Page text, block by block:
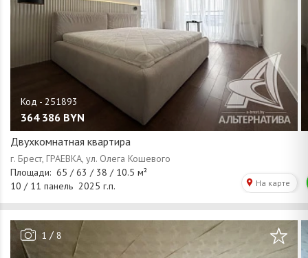
364 386 BYN
Двухкомнатная квартира
1 / 8